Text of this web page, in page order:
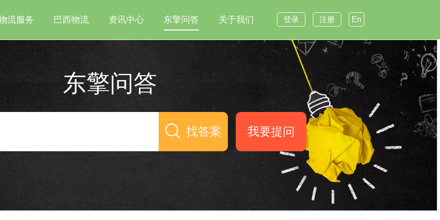
流服务 巴西物流 资讯中心 东擎问答 关于我们 登录 注册 En
东擎问答
找答案 我要提问